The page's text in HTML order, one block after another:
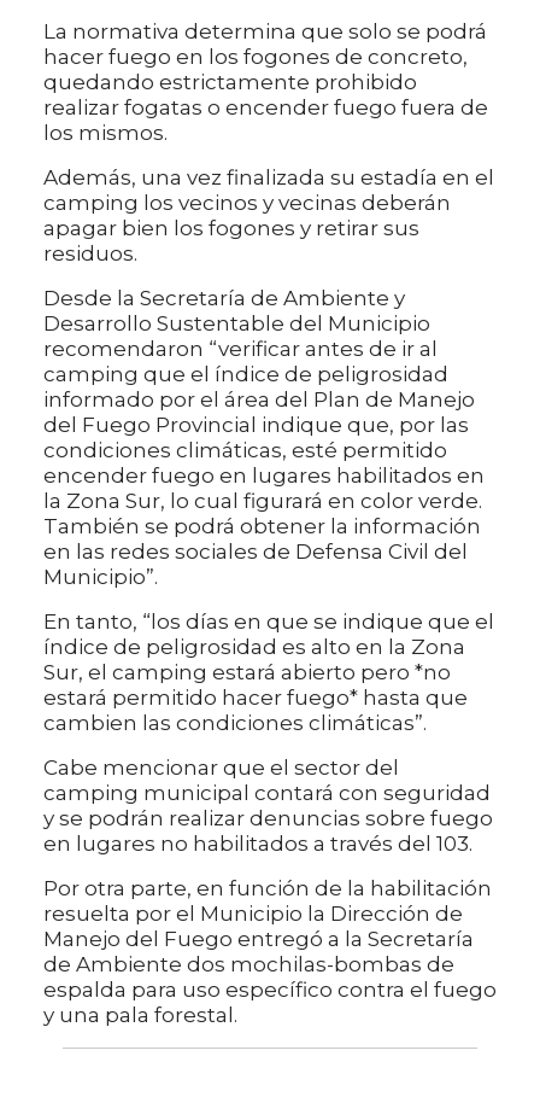
La normativa determina que solo se podrá
hacer fuego en los fogones de concreto,
quedando estrictamente prohibido
realizar fogatas o encender fuego fuera de
los mismos.
Además, una vez finalizada su estadía en el
camping los vecinos y vecinas deberán
apagar bien los fogones y retirar sus
residuos.
Desde la Secretaría de Ambiente y
Desarrollo Sustentable del Municipio
recomendaron “verificar antes de ir al
camping que el índice de peligrosidad
informado por el área del Plan de Manejo
del Fuego Provincial indique que, por las
condiciones climáticas, esté permitido
encender fuego en lugares habilitados en
la Zona Sur, lo cual figurará en color verde.
También se podrá obtener la información
en las redes sociales de Defensa Civil del
Municipio”.
En tanto, “los días en que se indique que el
índice de peligrosidad es alto en la Zona
Sur, el camping estará abierto pero *no
estará permitido hacer fuego* hasta que
cambien las condiciones climáticas”.
Cabe mencionar que el sector del
camping municipal contará con seguridad
y se podrán realizar denuncias sobre fuego
en lugares no habilitados a través del 103.
Por otra parte, en función de la habilitación
resuelta por el Municipio la Dirección de
Manejo del Fuego entregó a la Secretaría
de Ambiente dos mochilas-bombas de
espalda para uso específico contra el fuego
y una pala forestal.